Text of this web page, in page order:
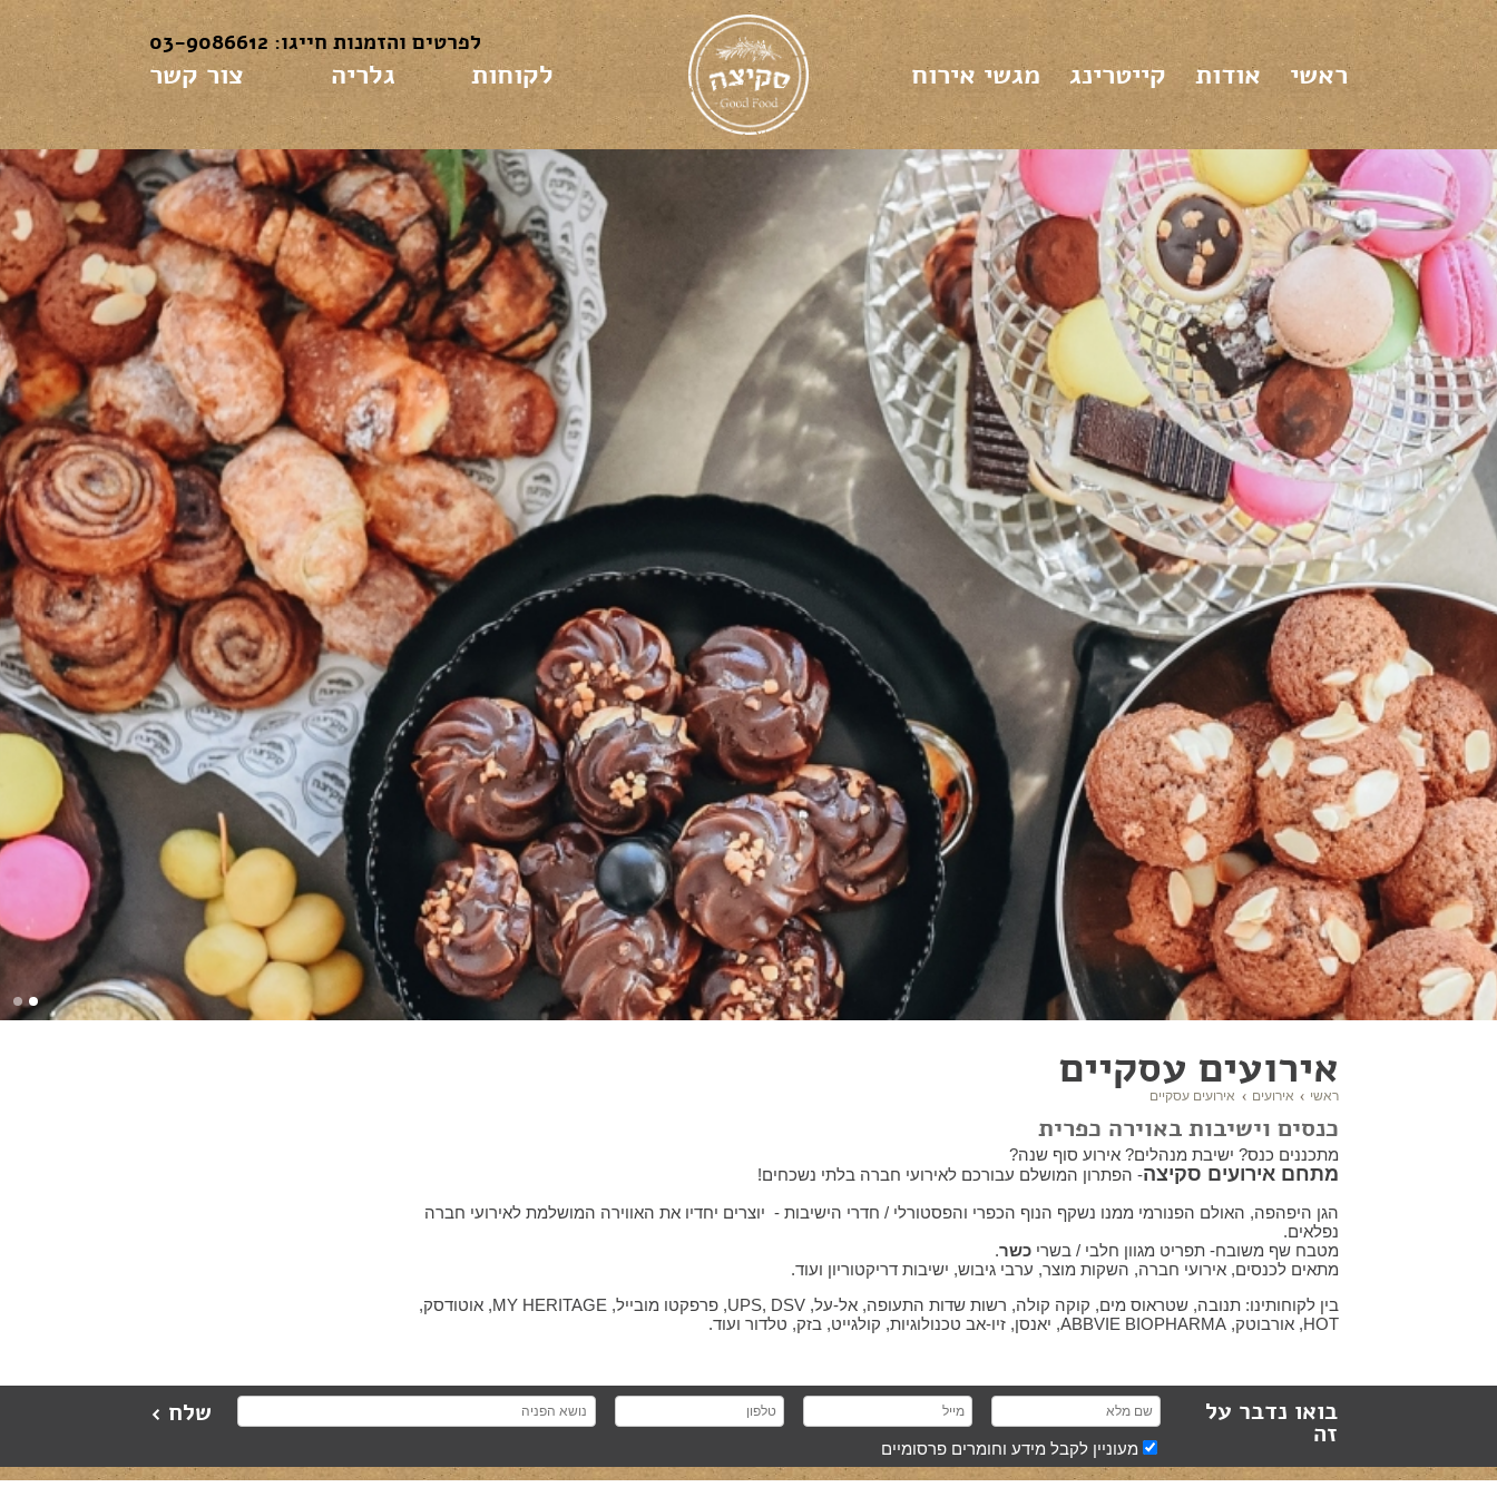
לפרטים והזמנות חייגו: 03-9086612
ראשי אודות קייטרינג מגשי אירוח לקוחות גלריה צור קשר
אירועים עסקיים
ראשי אירועים אירועים עסקיים
כנסים וישיבות באוירה כפרית
מתכננים כנס? ישיבת מנהלים? אירוע סוף שנה?
מתחם אירועים סקיצה- הפתרון המושלם עבורכם לאירועי חברה בלתי נשכחים!
הגן היפהפה, האולם הפנורמי ממנו נשקף הנוף הכפרי והפסטורלי / חדרי הישיבות - יוצרים יחדיו את האווירה המושלמת לאירועי חברה
נפלאים.
מטבח שף משובח- תפריט מגוון חלבי / בשרי כשר.
מתאים לכנסים, אירועי חברה, השקות מוצר, ערבי גיבוש, ישיבות דריקטוריון ועוד.
בין לקוחותינו: תנובה, שטראוס מים, קוקה קולה, רשות שדות התעופה, אל-על, UPS, DSV, פרפקטו מובייל, MY HERITAGE, אוטודסק,
HOT, אורבוטק, ABBVIE BIOPHARMA, יאנסן, זיו-אב טכנולוגיות, קולגייט, בזק, טלדור ועוד.
בואו נדבר על
זה מעוניין לקבל מידע וחומרים פרסומיים